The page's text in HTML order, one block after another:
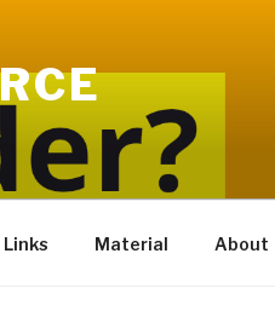
Links Material About